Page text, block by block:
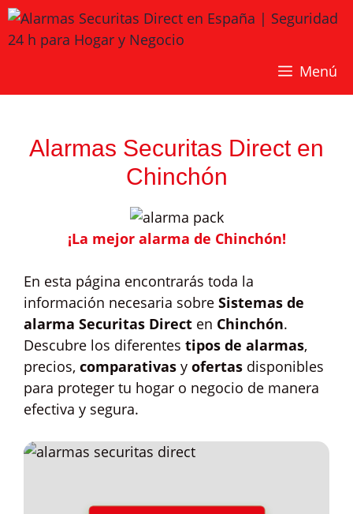
Saltar
al
contenido
Menú
Alarmas Securitas Direct en
Chinchón
¡La mejor alarma de Chinchón!
En esta página encontrarás toda la
información necesaria sobre Sistemas de
alarma Securitas Direct en Chinchón.
Descubre los diferentes tipos de alarmas,
precios, comparativas y ofertas disponibles
para proteger tu hogar o negocio de manera
efectiva y segura.